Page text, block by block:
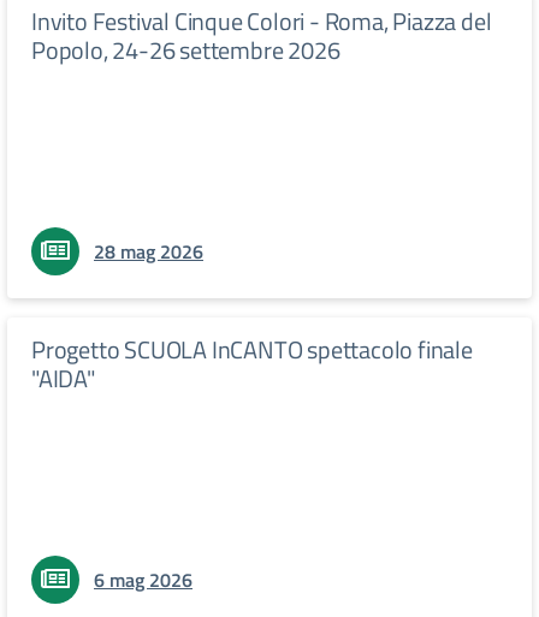
Invito Festival Cinque Colori - Roma, Piazza del
Popolo, 24-26 settembre 2026
28 mag 2026
Progetto SCUOLA InCANTO spettacolo finale
"AIDA"
6 mag 2026